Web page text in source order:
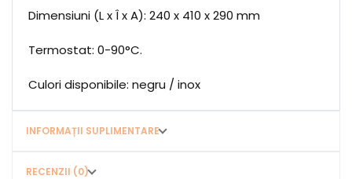
Dimensiuni (L x Î x A): 240 x 410 x 290 mm
Termostat: 0-90°C.
Culori disponibile: negru / inox
INFORMAȚII SUPLIMENTARE
RECENZII (0)